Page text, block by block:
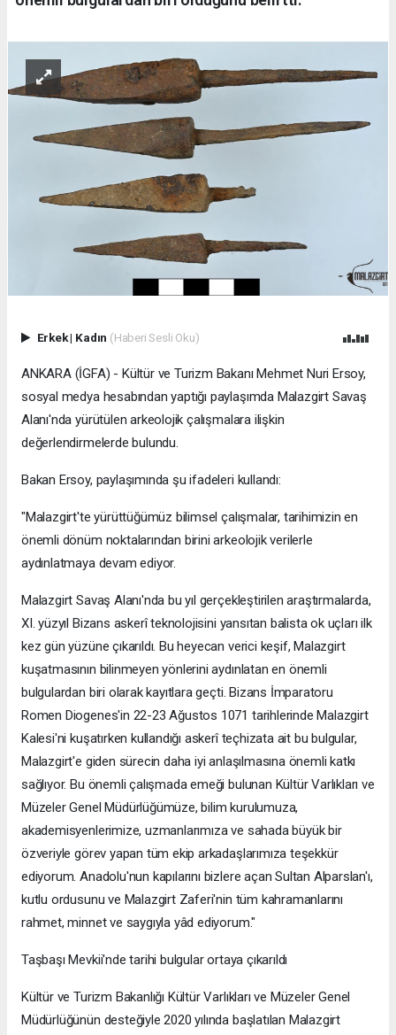
Erkek| Kadın (Haberi Sesli Oku)
ANKARA (İGFA) - Kültür ve Turizm Bakanı Mehmet Nuri Ersoy,
sosyal medya hesabından yaptığı paylaşımda Malazgirt Savaş
Alanı'nda yürütülen arkeolojik çalışmalara ilişkin
değerlendirmelerde bulundu.
Bakan Ersoy, paylaşımında şu ifadeleri kullandı:
"Malazgirt'te yürüttüğümüz bilimsel çalışmalar, tarihimizin en
önemli dönüm noktalarından birini arkeolojik verilerle
aydınlatmaya devam ediyor.
Malazgirt Savaş Alanı'nda bu yıl gerçekleştirilen araştırmalarda,
XI. yüzyıl Bizans askerî teknolojisini yansıtan balista ok uçları ilk
kez gün yüzüne çıkarıldı. Bu heyecan verici keşif, Malazgirt
kuşatmasının bilinmeyen yönlerini aydınlatan en önemli
bulgulardan biri olarak kayıtlara geçti. Bizans İmparatoru
Romen Diogenes'in 22-23 Ağustos 1071 tarihlerinde Malazgirt
Kalesi'ni kuşatırken kullandığı askerî teçhizata ait bu bulgular,
Malazgirt'e giden sürecin daha iyi anlaşılmasına önemli katkı
sağlıyor. Bu önemli çalışmada emeği bulunan Kültür Varlıkları ve
Müzeler Genel Müdürlüğümüze, bilim kurulumuza,
akademisyenlerimize, uzmanlarımıza ve sahada büyük bir
özveriyle görev yapan tüm ekip arkadaşlarımıza teşekkür
ediyorum. Anadolu'nun kapılarını bizlere açan Sultan Alparslan'ı,
kutlu ordusunu ve Malazgirt Zaferi'nin tüm kahramanlarını
rahmet, minnet ve saygıyla yâd ediyorum."
Taşbaşı Mevkii'nde tarihi bulgular ortaya çıkarıldı
Kültür ve Turizm Bakanlığı Kültür Varlıkları ve Müzeler Genel
Müdürlüğünün desteğiyle 2020 yılında başlatılan Malazgirt